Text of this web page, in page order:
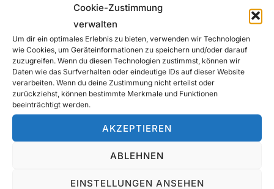
Cookie-Zustimmung
verwalten
Um dir ein optimales Erlebnis zu bieten, verwenden wir Technologien
wie Cookies, um Geräteinformationen zu speichern und/oder darauf
zuzugreifen. Wenn du diesen Technologien zustimmst, können wir
Daten wie das Surfverhalten oder eindeutige IDs auf dieser Website
verarbeiten. Wenn du deine Zustimmung nicht erteilst oder
zurückziehst, können bestimmte Merkmale und Funktionen
beeinträchtigt werden.
AKZEPTIEREN
ABLEHNEN
EINSTELLUNGEN ANSEHEN
österreichischer gewerkschaftlicher Bildung
gebucht. Weitere Informationen erhalten
Sie unter www.katzenberger-
coaching.com.
Ulrich Katzenberger ist der
Führungskräftetrainerbei dieser
Weiterbildungsreise.